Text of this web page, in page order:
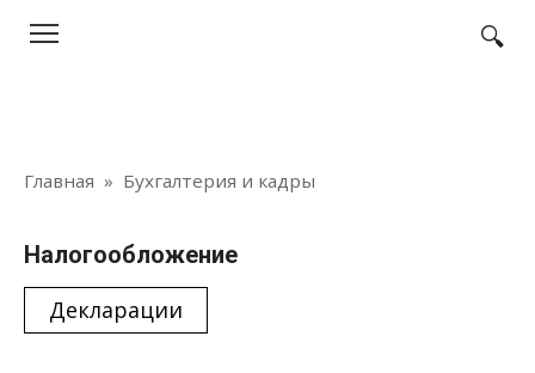
Главная » Бухгалтерия и кадры
Налогообложение
Декларации